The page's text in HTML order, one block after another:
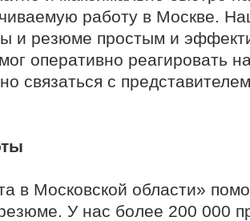
работу в Москве.
и резюме простым и
оперативно реагировать
связаться с
в Московской области»
У нас более 200 000